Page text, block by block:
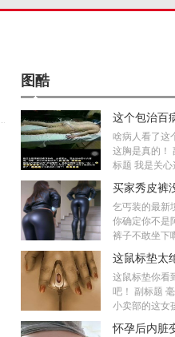
图酷
这个包治百
啥病人看了这
这胸是真的！
标题 我是关心
买家秀皮裤
乞丐装的最新
你确定你不是
裤子不敢坐下
这鼠标垫太
这鼠标垫你看
吧！ 副标题
小卖部的这女
怀孕后内脏